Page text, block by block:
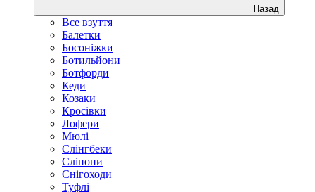
Назад
Все взуття
Балетки
Босоніжки
Ботильйони
Ботфорди
Кеди
Козаки
Кросівки
Лофери
Мюлі
Слінгбеки
Сліпони
Снігоходи
Туфлі